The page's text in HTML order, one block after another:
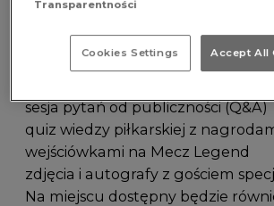
rozmowa na żywo z Jerzym
karierze, największych meczach i
sesja pytań od publiczności (Q&A)
quiz wiedzy piłkarskiej z
wejściówkami na Mecz Legend
zdjęcia i autografy z gościem
Na miejscu dostępny będzie
Transparentności
Cookies Settings Accept All